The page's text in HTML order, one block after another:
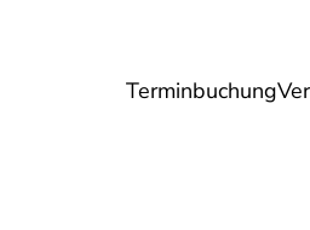
Terminbuchung
Gesundheit